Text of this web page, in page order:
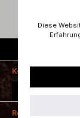
Kontakt
Rechtliches
Diese